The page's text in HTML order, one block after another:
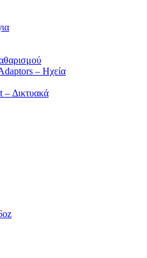
– Ηχεία
– Δικτυακά